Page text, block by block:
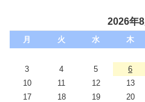
2026年8
月 火 水 木
3
4 5 6
10
11 12 13
17
18 19 20